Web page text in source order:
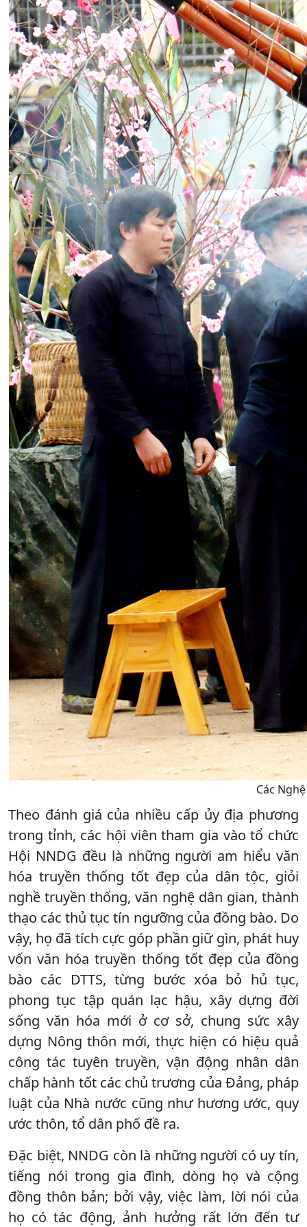
Các
Theo đánh giá của nhiều cấp ủy địa phương
trong tỉnh, các hội viên tham gia vào tổ chức
Hội NNDG đều là những người am hiểu văn
hóa truyền thống tốt đẹp của dân tộc, giỏi
nghề truyền thống, văn nghệ dân gian, thành
thạo các thủ tục tín ngưỡng của đồng bào. Do
vậy, họ đã tích cực góp phần giữ gìn, phát huy
vốn văn hóa truyền thống tốt đẹp của đồng
bào các DTTS, từng bước xóa bỏ hủ tục,
phong tục tập quán lạc hậu, xây dựng đời
sống văn hóa mới ở cơ sở, chung sức xây
dựng Nông thôn mới, thực hiện có hiệu quả
công tác tuyên truyền, vận động nhân dân
chấp hành tốt các chủ trương của Đảng, pháp
luật của Nhà nước cũng như hương ước, quy
ước thôn, tổ dân phố đề ra.
Đặc biệt, NNDG còn là những người có uy tín,
tiếng nói trong gia đình, dòng họ và cộng
đồng thôn bản; bởi vậy, việc làm, lời nói của
họ có tác động, ảnh hưởng rất lớn đến tư